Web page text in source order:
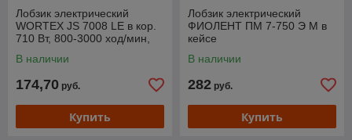
Лобзик электрический
WORTEX JS 7008 LE в кор.
710 Вт, 800-3000 ход/мин,
В наличии
174,70 руб.
Купить
Лобзик электрический
ФИОЛЕНТ ПМ 7-750 Э М в
кейсе
В наличии
282 руб.
Купить